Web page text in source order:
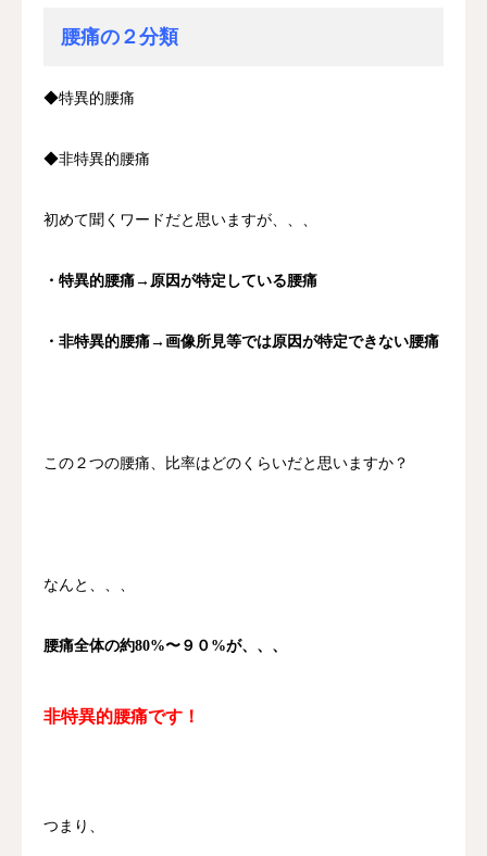
腰痛の２分類
◆特異的腰痛
◆非特異的腰痛
初めて聞くワードだと思いますが、、、
・特異的腰痛→原因が特定している腰痛
・非特異的腰痛→画像所見等では原因が特定できない腰痛
この２つの腰痛、比率はどのくらいだと思いますか？
なんと、、、
腰痛全体の約80%〜９０%が、、、
非特異的腰痛です！
つまり、